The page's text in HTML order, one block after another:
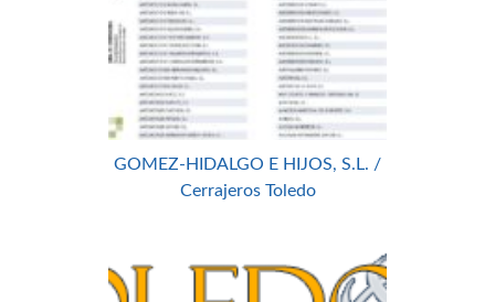
GOMEZ-HIDALGO E HIJOS, S.L. /
Cerrajeros Toledo